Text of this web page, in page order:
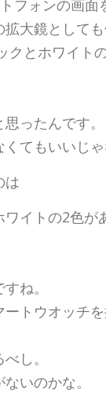
フォンの画
大鏡として
クとホワイト
ったんです。
てもいいじゃ
は
イトの2色が
ね。
トウオッチ
し。
いのかな。